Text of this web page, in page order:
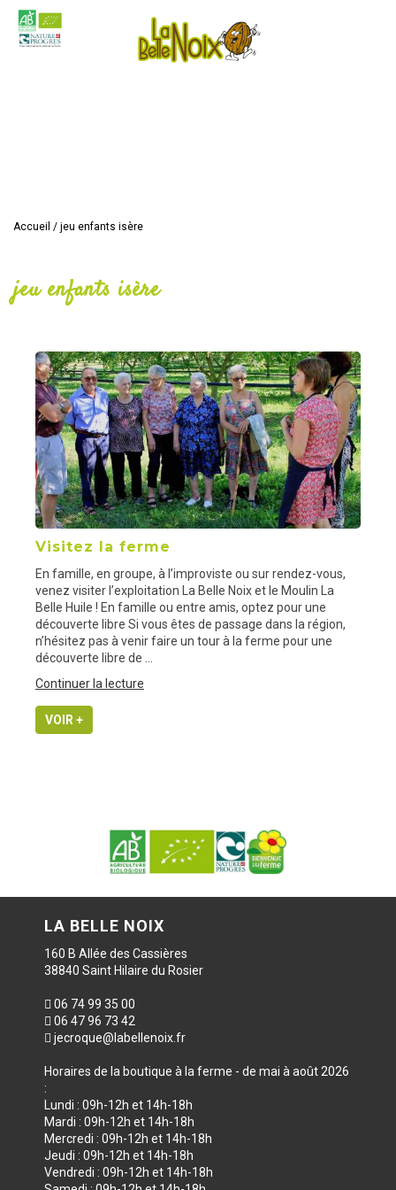
Accueil / jeu enfants isère
jeu enfants isère
Visitez la ferme
En famille, en groupe, à l’improviste ou sur rendez-vous,
venez visiter l’exploitation La Belle Noix et le Moulin La
Belle Huile ! En famille ou entre amis, optez pour une
découverte libre Si vous êtes de passage dans la région,
n’hésitez pas à venir faire un tour à la ferme pour une
découverte libre de …
Continuer la lecture
VOIR +
LA BELLE NOIX
160 B Allée des Cassières
38840 Saint Hilaire du Rosier
06 74 99 35 00
06 47 96 73 42
jecroque@labellenoix.fr
Horaires de la boutique à la ferme - de mai à août 2026
:
Lundi : 09h-12h et 14h-18h
Mardi : 09h-12h et 14h-18h
Mercredi : 09h-12h et 14h-18h
Jeudi : 09h-12h et 14h-18h
Vendredi : 09h-12h et 14h-18h